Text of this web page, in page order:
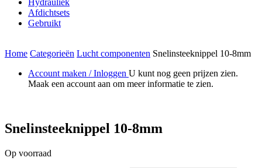
Hydrauliek
Afdichtsets
Gebruikt
Home Categorieën Lucht componenten Snelinsteeknippel 10-8mm
Account maken / Inloggen U kunt nog geen prijzen zien.
Maak een account aan om meer informatie te zien.
Snelinsteeknippel 10-8mm
Op voorraad